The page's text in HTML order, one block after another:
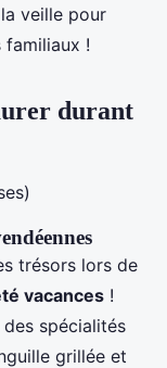
veille pour
!
durant
trésors lors de
vacances !
spécialités
grillée et